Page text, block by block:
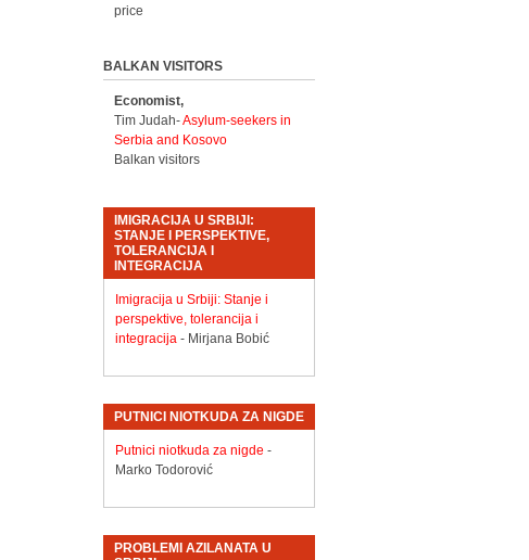
price
BALKAN VISITORS
Economist,
Tim Judah-Asylum-seekers in
Serbia and Kosovo
Balkan visitors
IMIGRACIJA U SRBIJI:
STANJE I PERSPEKTIVE,
TOLERANCIJA I
INTEGRACIJA
Imigracija u Srbiji: Stanje i
perspektive, tolerancija i
integracija- Mirjana Bobić
PUTNICI NIOTKUDA ZA NIGDE
Putnici niotkuda za nigde -
Marko Todorović
PROBLEMI AZILANATA U